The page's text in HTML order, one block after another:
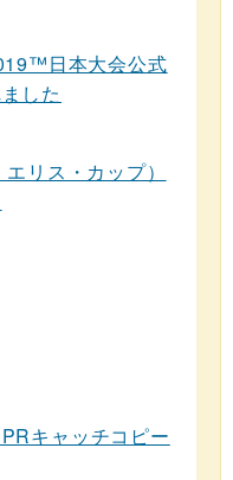
日本大会公式
した
リス・カップ）
キャッチコピー